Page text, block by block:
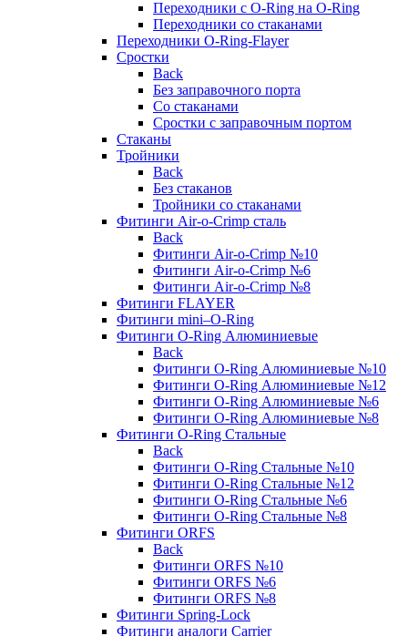
Переходники с O-Ring на O-Ring
Переходники со стаканами
Переходники O-Ring-Flayer
Сростки
Back
Без заправочного порта
Со стаканами
Сростки с заправочным портом
Стаканы
Тройники
Back
Без стаканов
Тройники со стаканами
Фитинги Air-o-Crimp сталь
Back
Фитинги Air-o-Crimp №10
Фитинги Air-o-Crimp №6
Фитинги Air-o-Crimp №8
Фитинги FLAYER
Фитинги mini–O-Ring
Фитинги O-Ring Алюминиевые
Back
Фитинги O-Ring Алюминиевые №10
Фитинги O-Ring Алюминиевые №12
Фитинги O-Ring Алюминиевые №6
Фитинги O-Ring Алюминиевые №8
Фитинги O-Ring Стальные
Back
Фитинги O-Ring Стальные №10
Фитинги O-Ring Стальные №12
Фитинги O-Ring Стальные №6
Фитинги O-Ring Стальные №8
Фитинги ORFS
Back
Фитинги ORFS №10
Фитинги ORFS №6
Фитинги ORFS №8
Фитинги Spring-Lock
Фитинги аналоги Carrier